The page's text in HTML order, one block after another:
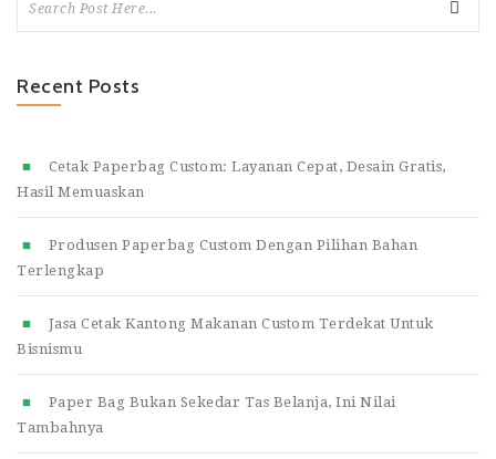
Recent Posts
Cetak Paperbag Custom: Layanan Cepat, Desain Gratis,
Hasil Memuaskan
Produsen Paperbag Custom Dengan Pilihan Bahan
Terlengkap
Jasa Cetak Kantong Makanan Custom Terdekat Untuk
Bisnismu
Paper Bag Bukan Sekedar Tas Belanja, Ini Nilai
Tambahnya